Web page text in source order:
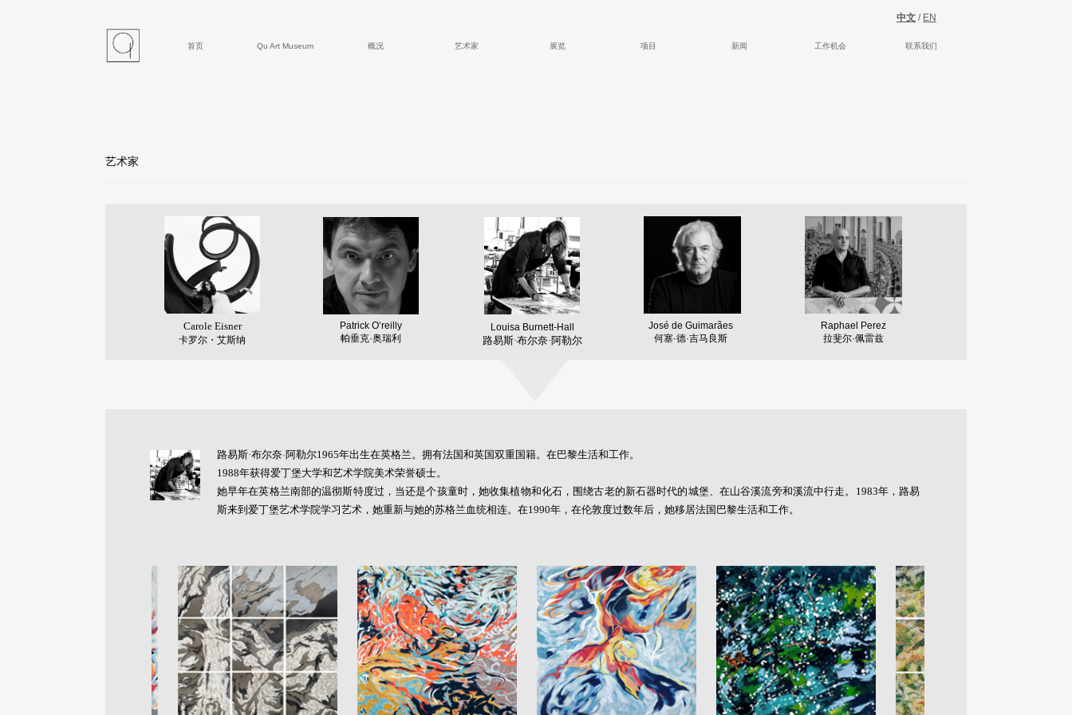
José de Guimarães
何塞·德·吉马良斯
Raphael Perez
拉斐尔·佩雷兹
中文 / EN
首页 Qu Art Museum 概况 艺术家 展览 项目 新闻 工作机会 联系我们
艺术家
Patrick O‘reilly
帕垂克·奥瑞利
Carole Eisner
卡罗尔・艾斯纳
Louisa Burnett-Hall
路易斯·布尔奈·阿勒尔
路易斯·布尔奈·阿勒尔1965年出生在英格兰。拥有法国和英国双重国籍。在巴黎生活和工作。
1988年获得爱丁堡大学和艺术学院美术荣誉硕士。
她早年在英格兰南部的温彻斯特度过，当还是个孩童时，她收集植物和化石，围绕古老的新石器时代的城堡、在山谷溪流旁和溪流中行走。1983年，路易
斯来到爱丁堡艺术学院学习艺术，她重新与她的苏格兰血统相连。在1990年，在伦敦度过数年后，她移居法国巴黎生活和工作。